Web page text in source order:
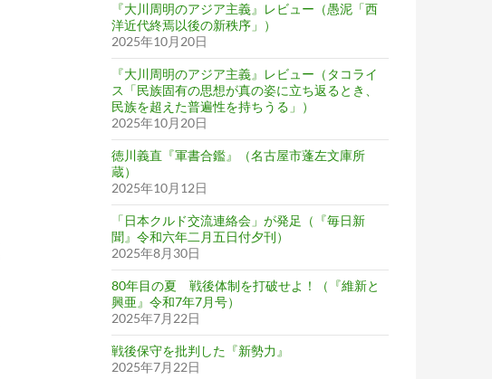
『大川周明のアジア主義』レビュー（愚泥「西
洋近代終焉以後の新秩序」）
2025年10月20日
『大川周明のアジア主義』レビュー（タコライ
ス「民族固有の思想が真の姿に立ち返るとき、
民族を超えた普遍性を持ちうる」）
2025年10月20日
徳川義直『軍書合鑑』（名古屋市蓬左文庫所
蔵）
2025年10月12日
「日本クルド交流連絡会」が発足（『毎日新
聞』令和六年二月五日付夕刊）
2025年8月30日
80年目の夏 戦後体制を打破せよ！（『維新と
興亜』令和7年7月号）
2025年7月22日
戦後保守を批判した『新勢力』
2025年7月22日